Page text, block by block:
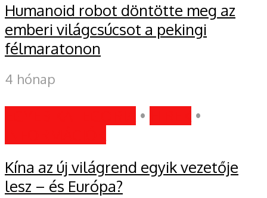
Humanoid robot döntötte meg az
emberi világcsúcsot a pekingi
félmaratonon
4 hónap
•
•
Kína az új világrend egyik vezetője
lesz – és Európa?